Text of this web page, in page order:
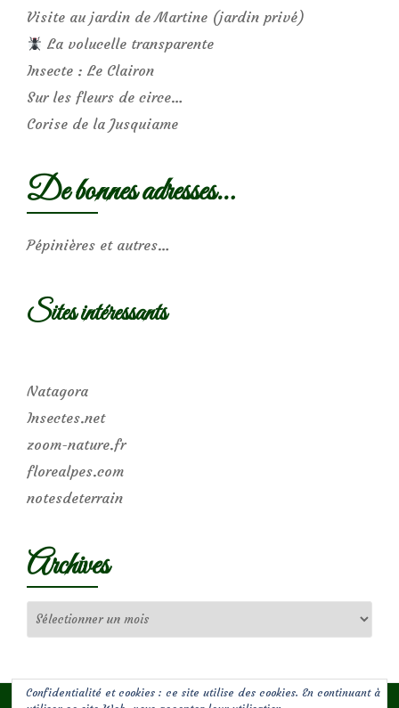
Visite au jardin de Martine (jardin privé)
La volucelle transparente
Insecte : Le Clairon
Sur les fleurs de circe…
Corise de la Jusquiame
De bonnes adresses…
Pépinières et autres…
Sites intéressants
Natagora
Insectes.net
zoom-nature.fr
florealpes.com
notesdeterrain
Archives
Confidentialité et cookies : ce site utilise des cookies. En continuant à